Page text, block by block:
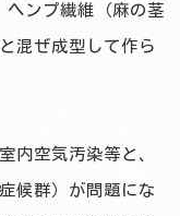
ヘンプ繊維（麻の茎
混ぜ成型して作ら
内空気汚染等と、
候群）が問題にな